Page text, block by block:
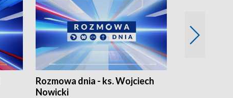
Rozmowa dnia - ks. Wojciech
Nowicki